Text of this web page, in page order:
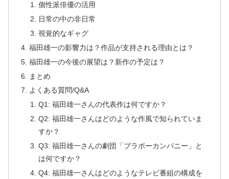
個性派俳優の活用
日常の中の非日常
視覚的なギャグ
福田雄一の影響力は？作品が支持される理由とは？
福田雄一の今後の展望は？新作の予定は？
まとめ
よくある質問/Q&A
Q1: 福田雄一さんの代表作は何ですか？
Q2: 福田雄一さんはどのような作風で知られていま
すか？
Q3: 福田雄一さんの劇団「ブラボーカンパニー」と
は何ですか？
Q4: 福田雄一さんはどのようなテレビ番組の構成を